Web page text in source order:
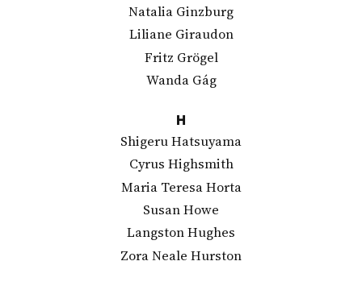
Natalia Ginzburg
Liliane Giraudon
Fritz Grögel
Wanda Gág
H
Shigeru Hatsuyama
Cyrus Highsmith
Maria Teresa Horta
Susan Howe
Langston Hughes
Zora Neale Hurston